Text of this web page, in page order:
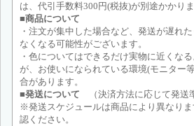
は、代引手数料300円(税抜)が別途かかり
■商品について
・注文が集中した場合など、発送が遅れ
なくなる可能性がございます。
・色についてはできるだけ実物に近くな
が、お使いになられている環境(モニター
合があります。
■発送について （決済方法に応じて発送
※発送スケジュールは商品により異なり
認ください。